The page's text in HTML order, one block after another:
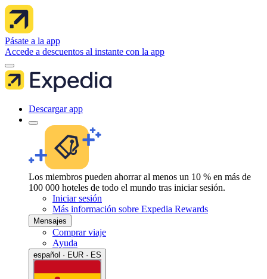
Pásate a la app
Accede a descuentos al instante con la app
Descargar app
Los miembros pueden ahorrar al menos un 10 % en más de
100 000 hoteles de todo el mundo tras iniciar sesión.
Iniciar sesión
Más información sobre Expedia Rewards
Mensajes
Comprar viaje
Ayuda
español · EUR · ES